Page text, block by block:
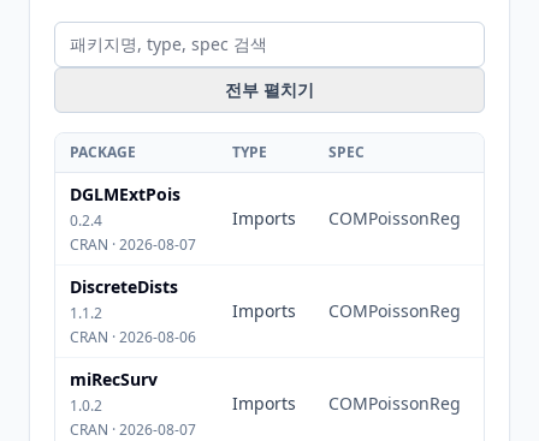
전부 펼치기
PACKAGE TYPE SPEC
DGLMExtPois
0.2.4
CRAN · 2026-08-07
Imports COMPoissonReg
DiscreteDists
1.1.2
CRAN · 2026-08-06
Imports COMPoissonReg
miRecSurv
1.0.2
CRAN · 2026-08-07
Imports COMPoissonReg